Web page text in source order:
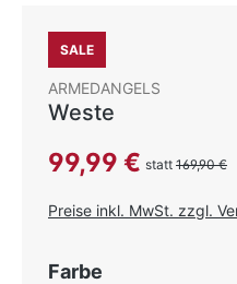
SALE
ARMEDANGELS
Weste
Verkaufspreis:
99,99 € statt 169,90 €
Preise inkl. MwSt. zzgl.
Farbe